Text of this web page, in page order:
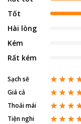
Tốt
Hài lòng
Kém
Rất kém
Sạch sẽ
Giá cả
Thoải mái
Tiện nghi